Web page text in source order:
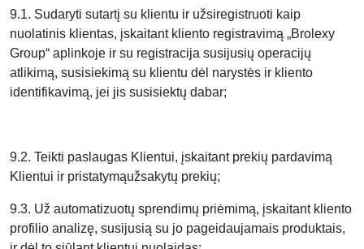
9.1. Sudaryti sutartį su klientu ir užsiregistruoti kaip
nuolatinis klientas, įskaitant kliento registravimą „Brolexy
Group“ aplinkoje ir su registracija susijusių operacijų
atlikimą, susisiekimą su klientu dėl narystės ir kliento
identifikavimą, jei jis susisiektų dabar;
9.2. Teikti paslaugas Klientui, įskaitant prekių pardavimą
Klientui ir pristatymąužsakytų prekių;
9.3. Už automatizuotų sprendimų priėmimą, įskaitant kliento
profilio analizę, susijusią su jo pageidaujamais produktais,